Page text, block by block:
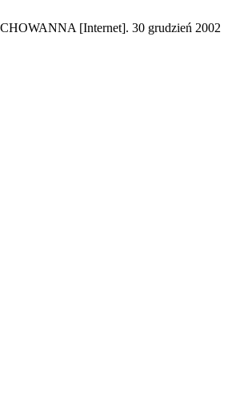
[Internet]. 30 grudzień 2002